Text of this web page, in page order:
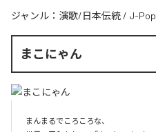
ジャンル： 演歌/日本伝統 / J-Pop
まこにゃん
まんまるでころころな、